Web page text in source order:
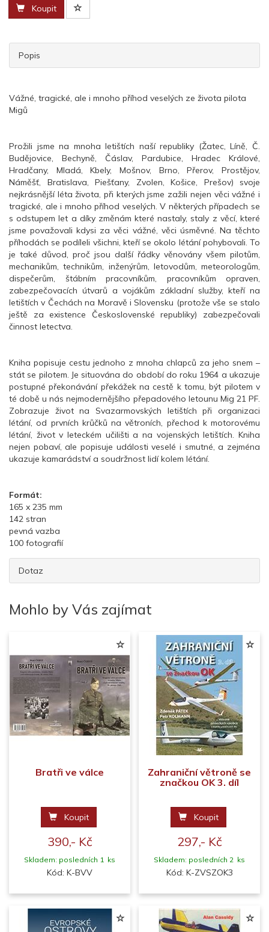
Koupit
Popis
Vážné, tragické, ale i mnoho příhod veselých ze života pilota
Migů
Prožili jsme na mnoha letištích naší republiky (Žatec, Líně, Č.
Budějovice, Bechyně, Čáslav, Pardubice, Hradec Králové,
Hradčany, Mladá, Kbely, Mošnov, Brno, Přerov, Prostějov,
Náměšť, Bratislava, Piešťany, Zvolen, Košice, Prešov) svoje
nejkrásnější léta života, při kterých jsme zažili nejen věci vážné i
tragické, ale i mnoho příhod veselých. V některých případech se
s odstupem let a díky změnám které nastaly, staly z věcí, které
jsme považovali kdysi za věci vážné, věci úsměvné. Na těchto
příhodách se podíleli všichni, kteří se okolo létání pohybovali. To
je také důvod, proč jsou další řádky věnovány všem pilotům,
mechanikům, technikům, inženýrům, letovodům, meteorologům,
dispečerům, štábním pracovníkům, pracovníkům opraven,
zabezpečovacích útvarů a vojákům základní služby, kteří na
letištích v Čechách na Moravě i Slovensku (protože vše se stalo
ještě za existence Československé republiky) zabezpečovali
činnost letectva.
Kniha popisuje cestu jednoho z mnoha chlapců za jeho snem –
stát se pilotem. Je situována do období do roku 1964 a ukazuje
postupné překonávání překážek na cestě k tomu, být pilotem v
té době u nás nejmodernějšího přepadového letounu Mig 21 PF.
Zobrazuje život na Svazarmovských letištích při organizaci
létání, od prvních krůčků na větroních, přechod k motorovému
létání, život v leteckém učilišti a na vojenských letištích. Kniha
nejen pobaví, ale popisuje události veselé i smutné, a zejména
ukazuje kamarádství a soudržnost lidí kolem létání.
Formát:
165 x 235 mm
142 stran
pevná vazba
100 fotografií
Dotaz
Mohlo by Vás zajímat
Bratři ve válce
Koupit
390,- Kč
Skladem: posledních 1 ks
Kód: K-BVV
Zahraniční větroně se
značkou OK 3. díl
Koupit
297,- Kč
Skladem: posledních 2 ks
Kód: K-ZVSZOK3